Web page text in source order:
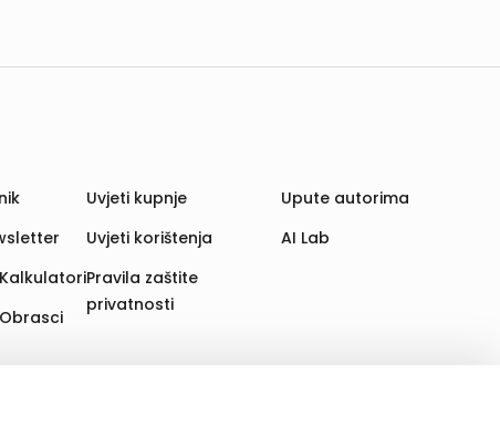
Time poboljšavamo korisničko iskustvo,
Kalkulatori
Obrasci
Uvjeti kupnje
Uvjeti korištenja
Pravila zaštite
privatnosti
Upute autorima
AI Lab